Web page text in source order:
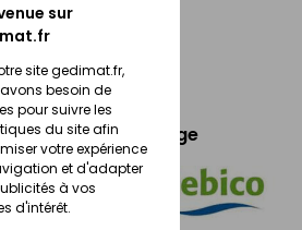
sur
site gedimat.fr,
besoin de
pour suivre les
du site afin
votre expérience
et d'adapter
à vos
d'intérêt.
pour lave linge
magasin